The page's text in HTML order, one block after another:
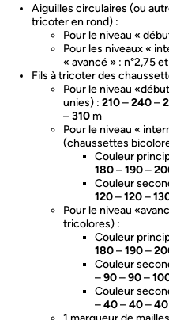
Aiguilles circulaires (ou
tricoter en rond) :
Pour le niveau «
Pour les niveaux «
« avancé » : n°2,75
Fils à tricoter des
Pour le niveau
unies) : 210–240–
–310 m
Pour le niveau «
(chaussettes
Couleur
180–190–
Couleur
120–120–
Pour le niveau
tricolores) :
Couleur
180–190–
Couleur
–90–90–
Couleur
–40–40–40